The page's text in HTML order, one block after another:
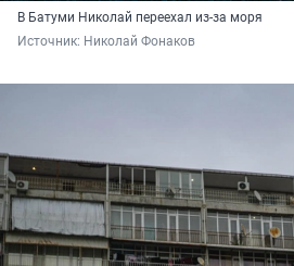
В Батуми Николай переехал из-за моря
Источник: Николай Фонаков